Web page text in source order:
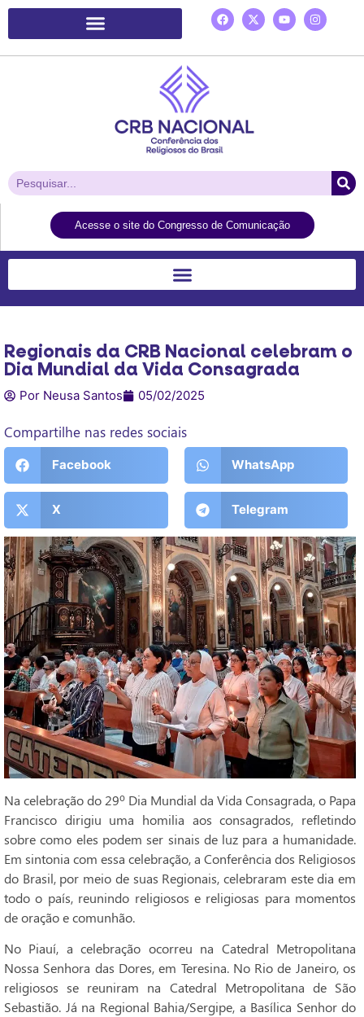
Acesse o site do Congresso de Comunicação
Regionais da CRB Nacional celebram o
Dia Mundial da Vida Consagrada
Por Neusa Santos 05/02/2025
Compartilhe nas redes sociais
Facebook WhatsApp
X Telegram
Na celebração do 29º Dia Mundial da Vida Consagrada, o Papa
Francisco dirigiu uma homilia aos consagrados, refletindo
sobre como eles podem ser sinais de luz para a humanidade.
Em sintonia com essa celebração, a Conferência dos Religiosos
do Brasil, por meio de suas Regionais, celebraram este dia em
todo o país, reunindo religiosos e religiosas para momentos
de oração e comunhão.
No Piauí, a celebração ocorreu na Catedral Metropolitana
Nossa Senhora das Dores, em Teresina. No Rio de Janeiro, os
religiosos se reuniram na Catedral Metropolitana de São
Sebastião. Já na Regional Bahia/Sergipe, a Basílica Senhor do